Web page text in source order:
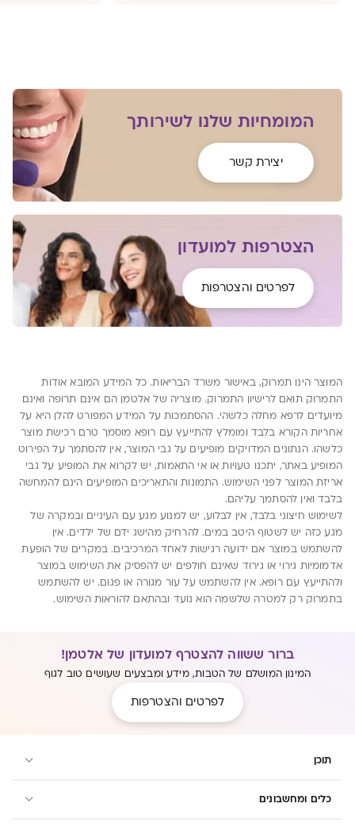
המומחיות שלנו לשירותך
יצירת קשר
הצטרפות למועדון
לפרטים והצטרפות
המוצר הינו תמרוק, באישור משרד הבריאות. כל המידע המובא אודות
התמרוק תואם לרישיון התמרוק. מוצריה של אלטמן הם אינם תרופה ואינם
מיועדים לרפא מחלה כלשהי. ההסתמכות על המידע המפורט להלן היא על
אחריות הקורא בלבד ומומלץ להתייעץ עם רופא מוסמך טרם רכישת מוצר
כלשהו. הנתונים המדויקים מופיעים על גבי המוצר, אין להסתמך על הפירוט
המופיע באתר, יתכנו טעויות או אי התאמות, יש לקרוא את המופיע על גבי
אריזת המוצר לפני השימוש. התמונות והתאריכים המופיעים הינם להמחשה
בלבד ואין להסתמך עליהם.
לשימוש חיצוני בלבד, אין לבלוע, יש למנוע מגע עם העיניים ובמקרה של
מגע כזה יש לשטוף היטב במים. להרחיק מהישג ידם של ילדים. אין
להשתמש במוצר אם ידועה רגישות לאחד המרכיבים. במקרים של הופעת
אדמומיות גירוי או גירוד שאינם חולפים יש להפסיק את השימוש במוצר
ולהתייעץ עם רופא. אין להשתמש על עור מגורה או פגום. יש להשתמש
בתמרוק רק למטרה שלשמה הוא נועד ובהתאם להוראות השימוש.
ברור ששווה להצטרף למועדון של אלטמן!
המינון המושלם של הטבות, מידע ומבצעים שעושים טוב לגוף
לפרטים והצטרפות
תוכן
כלים ומחשבונים